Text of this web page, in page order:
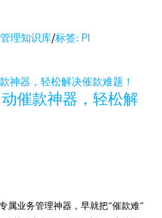
理知识库/标签: PI
催款神器，轻松解
属业务管理神器，早就把“催款难”